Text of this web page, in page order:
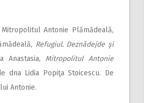
Antonie Plămădeală,
Refugiul. Deznădejde şi
Anastasia, Mitropolitul Antonie
dna Lidia Popiţa Stoicescu. De
Antonie.